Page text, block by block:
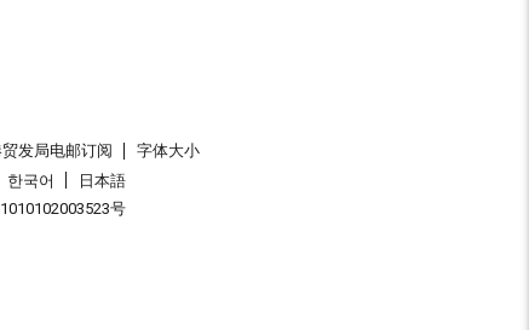
发局电邮订阅
字体大小
한국어
日本語
号